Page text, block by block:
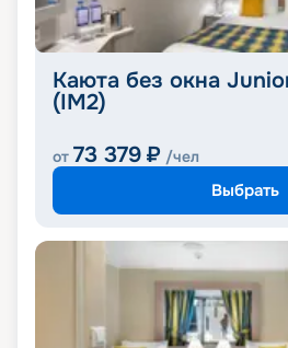
Каюта без окна
(IM2)
от 73 379 ₽ /чел
Выбрать